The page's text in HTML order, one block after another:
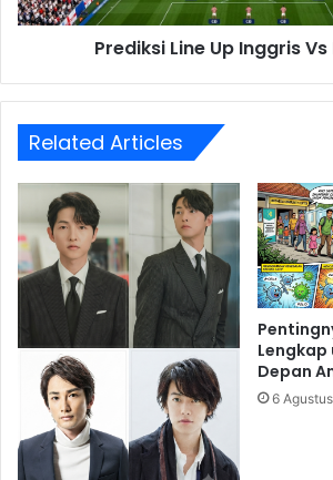
Prediksi Line Up Inggris
Related Articles
Lengkap
Depan
6